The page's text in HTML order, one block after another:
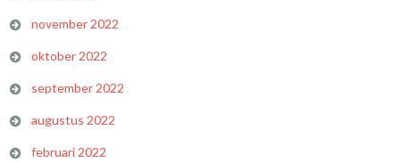
november 2022
oktober 2022
september 2022
augustus 2022
februari 2022